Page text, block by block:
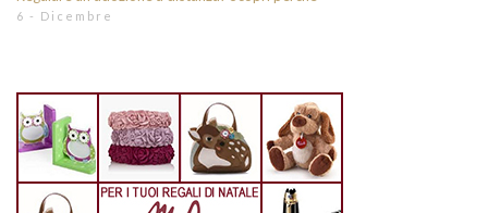
6 - Dicembre